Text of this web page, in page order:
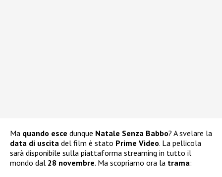
Ma quando esce dunque Natale Senza Babbo? A svelare la
data di uscita del film è stato Prime Video. La pellicola
sarà disponibile sulla piattaforma streaming in tutto il
mondo dal 28 novembre. Ma scopriamo ora la trama: